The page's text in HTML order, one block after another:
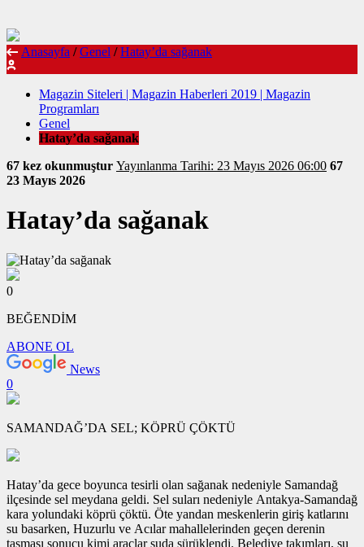
Anasayfa / Genel / Hatay’da sağanak
Magazin Siteleri | Magazin Haberleri 2019 | Magazin
Programları
Genel
Hatay’da sağanak
67 kez okunmuştur
Yayınlanma Tarihi: 23 Mayıs 2026 06:00 67
23 Mayıs 2026
Hatay’da sağanak
0
BEĞENDİM
ABONE OL
News
0
SAMANDAĞ’DA SEL; KÖPRÜ ÇÖKTÜ
Hatay’da gece boyunca tesirli olan sağanak nedeniyle Samandağ
ilçesinde sel meydana geldi. Sel suları nedeniyle Antakya-Samandağ
kara yolundaki köprü çöktü. Öte yandan meskenlerin giriş katlarını
su basarken, Huzurlu ve Acılar mahallelerinden geçen derenin
taşması sonucu kimi araçlar suda sürüklendi. Belediye takımları, su